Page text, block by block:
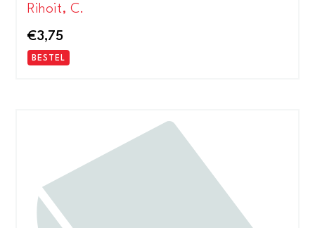
Rihoit, C.
€3,75
BESTEL